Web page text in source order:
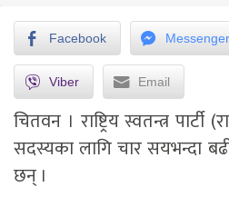
Facebook Messenger
Viber Email
चितवन । राष्ट्रिय स्वतन्त्र पार्टी
सदस्यका लागि चार सयभन्दा
छन् ।